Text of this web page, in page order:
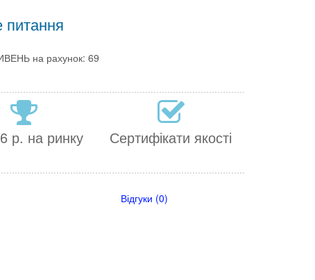
питання
на рахунок: 69
р. на ринку Сертифікати якості
Відгуки (0)